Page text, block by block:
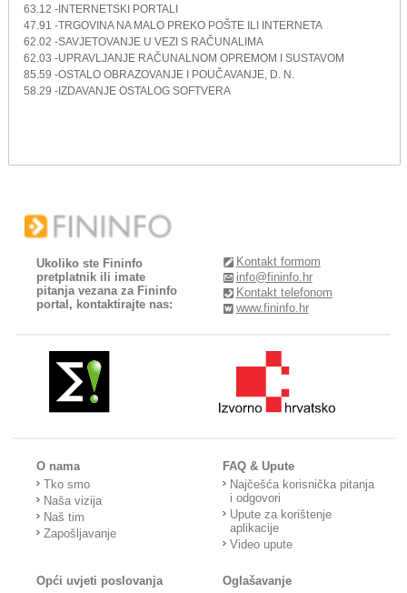
63.12 -INTERNETSKI PORTALI
47.91 -TRGOVINA NA MALO PREKO POŠTE ILI INTERNETA
62.02 -SAVJETOVANJE U VEZI S RAČUNALIMA
62.03 -UPRAVLJANJE RAČUNALNOM OPREMOM I SUSTAVOM
85.59 -OSTALO OBRAZOVANJE I POUČAVANJE, D. N.
58.29 -IZDAVANJE OSTALOG SOFTVERA
Ukoliko ste Fininfo
pretplatnik ili imate
pitanja vezana za Fininfo
portal, kontaktirajte nas:
Kontakt formom
info@fininfo.hr
Kontakt telefonom
www.fininfo.hr
O nama
Tko smo
Naša vizija
Naš tim
Zapošljavanje
FAQ & Upute
Najčešća korisnička pitanja
i odgovori
Upute za korištenje
aplikacije
Video upute
Opći uvjeti poslovanja
Oglašavanje